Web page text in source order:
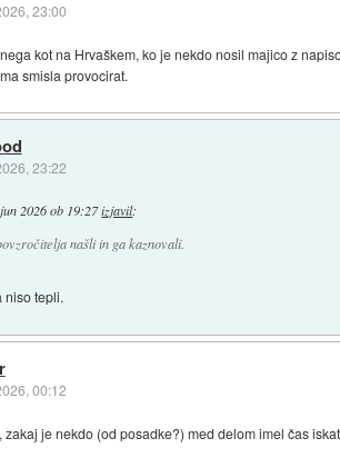
23:00
kot na Hrvaškem, ko je nekdo nosil majico z
smisla provocirat.
23:22
2026 ob 19:27izjavil:
našli in ga kaznovali.
niso tepli.
00:12
zakaj je nekdo (od posadke?) med delom imel čas